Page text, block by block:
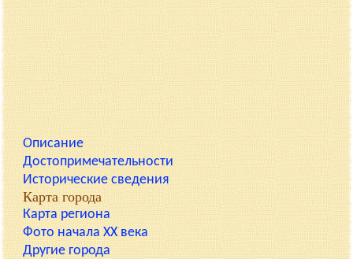
Описание
Достопримечательности
Исторические сведения
Карта города
Карта региона
Фото начала XX века
Другие города